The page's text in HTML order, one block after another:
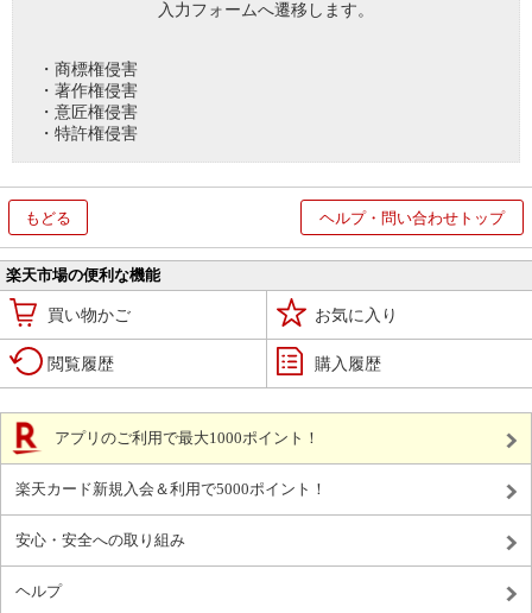
入力フォームへ遷移します。
・商標権侵害
・著作権侵害
・意匠権侵害
・特許権侵害
もどる ヘルプ・問い合わせトップ
楽天市場の便利な機能
買い物かご お気に入り
閲覧履歴 購入履歴
アプリのご利用で最大1000ポイント！
楽天カード新規入会＆利用で5000ポイント！
安心・安全への取り組み
ヘルプ